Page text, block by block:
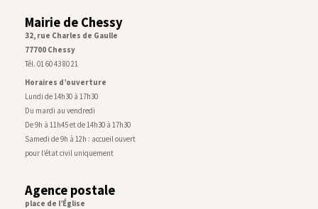
Mairie de Chessy
32, rue Charles de Gaulle
77700 Chessy
Tél. 01 60 43 80 21
Horaires d’ouverture
Lundi de 14h30 à 17h30
Du mardi au vendredi
De 9h à 11h45 et de 14h30 à 17h30
Samedi de 9h à 12h : accueil ouvert
pour l’état civil uniquement
Agence postale
place de l’Église